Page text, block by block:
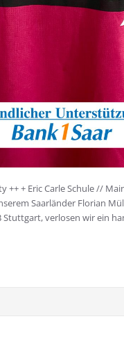
++ + Eric Carle Schule //
Saarländer Florian
Stuttgart, verlosen wir ein